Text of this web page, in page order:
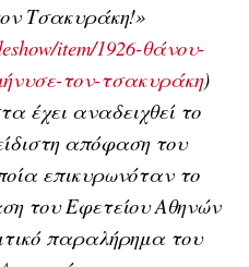
Τσακυράκη!»
item/1926-θάνου-
τον-τσακυράκη)
έχει αναδειχθεί το
απόφαση του
επικυρωνόταντο
του Εφετείου Αθηνών
παραλήρημα του